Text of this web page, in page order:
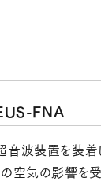
FNA
音波装置を装着
の空気の影響を受